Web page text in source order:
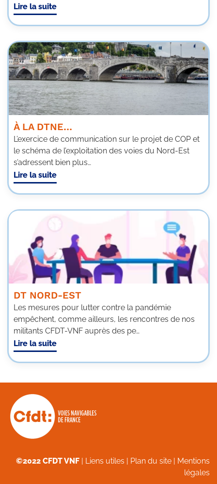
Lire la suite
À LA DTNE…
L’exercice de communication sur le projet de COP et
le schéma de l’exploitation des voies du Nord-Est
s’adressent bien plus…
Lire la suite
DT NORD-EST
Les mesures pour lutter contre la pandémie
empêchent, comme ailleurs, les rencontres de nos
militants CFDT-VNF auprès des pe…
Lire la suite
©2022 CFDT VNF | Liens utiles | Plan du site | Mentions
légales